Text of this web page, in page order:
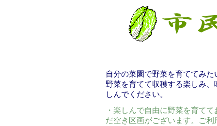
自分の菜園で野菜を育ててみ
野菜を育てて収穫する楽しみ
しんでください。
・楽しんで自由に野菜を育て
だ空き区画がございます。ご利